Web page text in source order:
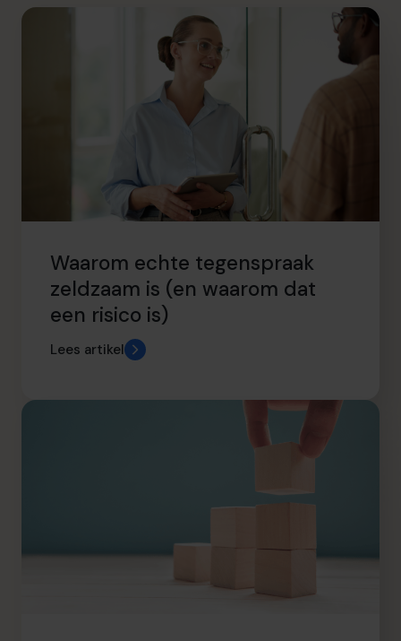
info.be@cfocentre.com
Waarom echte tegenspraak
zeldzaam is (en waarom dat
een risico is)
Lees artikel